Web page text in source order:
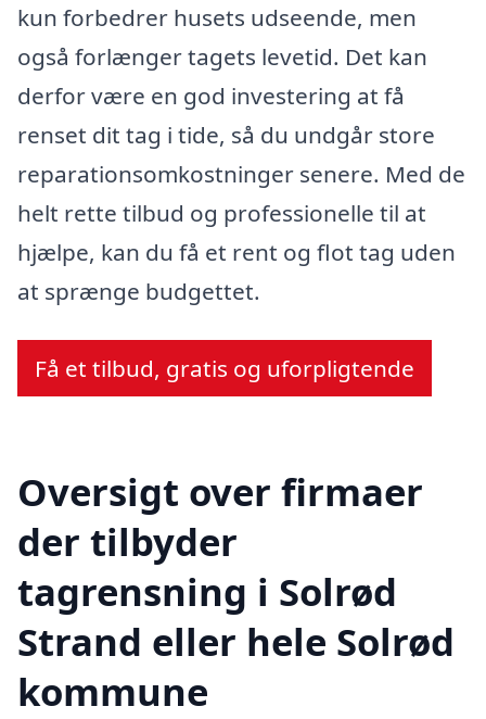
kun forbedrer husets udseende, men
også forlænger tagets levetid. Det kan
derfor være en god investering at få
renset dit tag i tide, så du undgår store
reparationsomkostninger senere. Med de
helt rette tilbud og professionelle til at
hjælpe, kan du få et rent og flot tag uden
at sprænge budgettet.
Få et tilbud, gratis og uforpligtende
Oversigt over firmaer
der tilbyder
tagrensning i Solrød
Strand eller hele Solrød
kommune